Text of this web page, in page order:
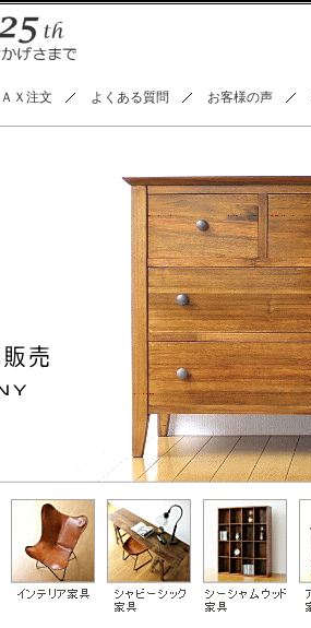
Ｘ注文 よくある質問 お客様の声